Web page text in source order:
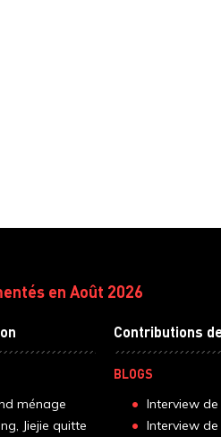
en Août 2026
ménage
Jiejie quitte
Contributions
BLOGS
Interview de
Interview